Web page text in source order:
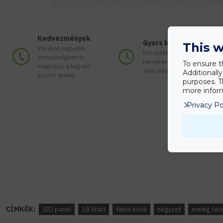
Kedvezmények
Vásárolj nagyobb
mennyiségben és
megadjuk a legjobb
gyártói árakat.
Gyors kiszállítás
Készleten lévő
termékeinket akár 24
órán belül megkaphatod!
CÍMKÉK: LED panel 18 Watt falon kívüli négyzet meleg
This
To ensure
purposes.
more
Privacy